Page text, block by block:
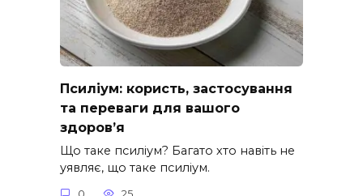
Псиліум: користь, застосування
та переваги для вашого
здоров’я
Що таке псиліум? Багато хто навіть не
уявляє, що таке псиліум.